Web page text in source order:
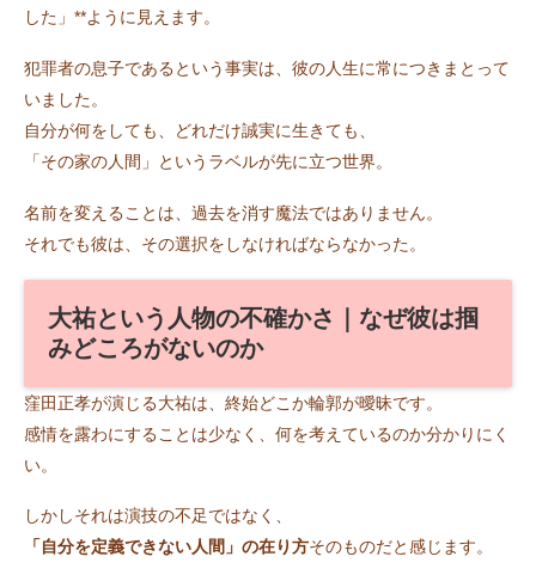
した」**ように見えます。
犯罪者の息子であるという事実は、彼の人生に常につきまとって
いました。
自分が何をしても、どれだけ誠実に生きても、
「その家の人間」というラベルが先に立つ世界。
名前を変えることは、過去を消す魔法ではありません。
それでも彼は、その選択をしなければならなかった。
大祐という人物の不確かさ｜なぜ彼は掴
みどころがないのか
窪田正孝が演じる大祐は、終始どこか輪郭が曖昧です。
感情を露わにすることは少なく、何を考えているのか分かりにく
い。
しかしそれは演技の不足ではなく、
「自分を定義できない人間」の在り方そのものだと感じます。